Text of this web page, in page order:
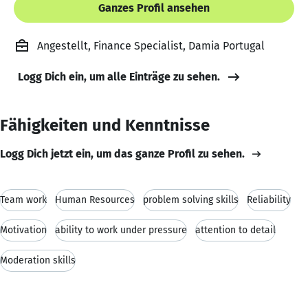
Ganzes Profil ansehen
Angestellt, Finance Specialist, Damia Portugal
Logg Dich ein, um alle Einträge zu sehen.
Fähigkeiten und Kenntnisse
Logg Dich jetzt ein, um das ganze Profil zu sehen.
Team work Human Resources problem solving skills Reliability
Motivation ability to work under pressure attention to detail
Moderation skills